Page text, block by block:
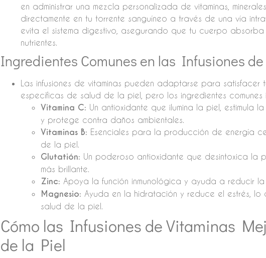
en administrar una mezcla personalizada de vitaminas,
directamente en tu torrente sanguíneo a través de una vía
evita el sistema digestivo, asegurando que tu cuerpo
nutrientes.
Ingredientes Comunes en las Infusiones
Las infusiones de vitaminas pueden adaptarse para satisfacer
específicas de salud de la piel, pero los ingredientes comunes
Vitamina C: Un antioxidante que ilumina la piel, estimula
y protege contra daños ambientales.
Vitaminas B: Esenciales para la producción de energía
de la piel.
Glutatión: Un poderoso antioxidante que desintoxica la
más brillante.
Zinc: Apoya la función inmunológica y ayuda a reducir la
Magnesio: Ayuda en la hidratación y reduce el estrés, lo
salud de la piel.
Cómo las Infusiones de Vitaminas
de la Piel